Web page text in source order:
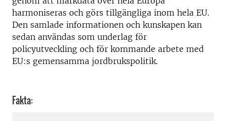
harmoniseras och görs tillgängliga inom hela EU.
Den samlade informationen och kunskapen kan
sedan användas som underlag för
policyutveckling och för kommande arbete med
EU:s gemensamma jordbrukspolitik.
Fakta: